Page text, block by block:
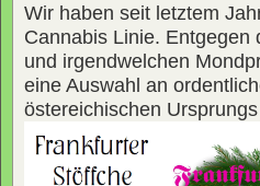
Wir haben seit letztem
Cannabis Linie. Entgegen
und irgendwelchen
eine Auswahl an
östereichischen